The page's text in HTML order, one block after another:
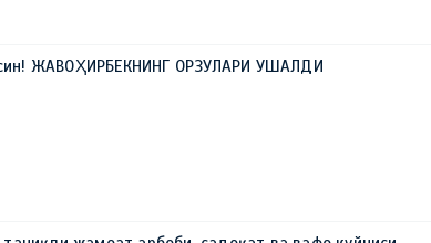
ЖАВОҲИРБЕКНИНГ ОРЗУЛАРИ УШАЛДИ